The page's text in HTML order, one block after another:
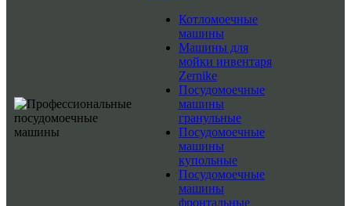
Котломоечные
машины
Машины для
мойки инвентаря
Zernike
Посудомоечные
машины
гранульные
Посудомоечные
машины
купольные
Посудомоечные
машины
фронтальные